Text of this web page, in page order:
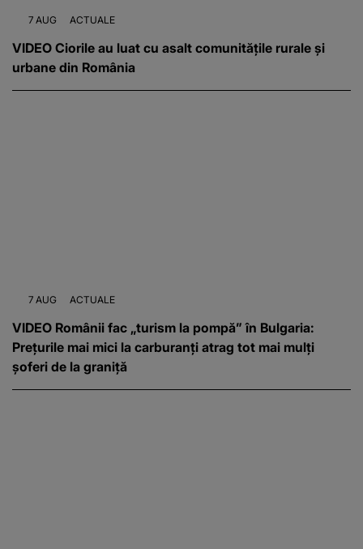
7 AUG ACTUALE
VIDEO Ciorile au luat cu asalt comunitățile rurale și
urbane din România
7 AUG ACTUALE
VIDEO Românii fac „turism la pompă” în Bulgaria:
Prețurile mai mici la carburanți atrag tot mai mulți
șoferi de la graniță